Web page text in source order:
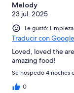
Melody
23 jul. 2025
Le gustó:
Traducir con Google
Loved, loved the
amazing food!
Se hospedó 4 noches
0